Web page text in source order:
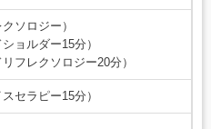
ソロジー）
ョルダー15分）
フレクソロジー20分）
セラピー15分）